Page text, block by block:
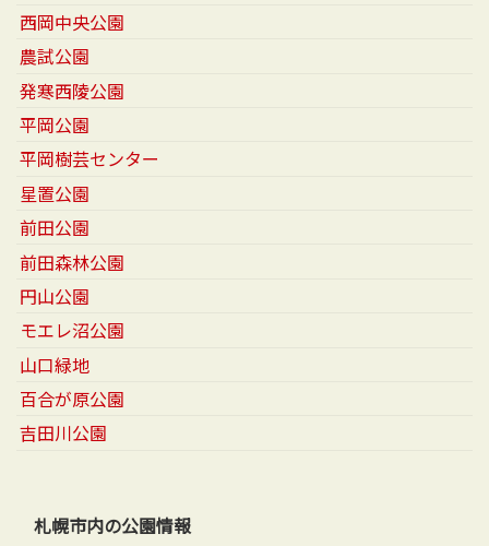
西岡中央公園
農試公園
発寒西陵公園
平岡公園
平岡樹芸センター
星置公園
前田公園
前田森林公園
円山公園
モエレ沼公園
山口緑地
百合が原公園
吉田川公園
札幌市内の公園情報